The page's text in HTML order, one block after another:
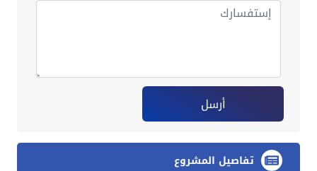
أرسل
تفاصيل المشروع